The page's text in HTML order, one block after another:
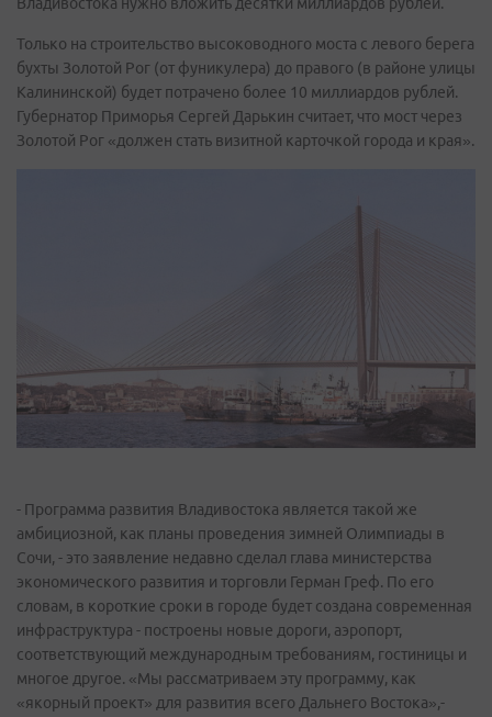
Только на строительство высоководного моста с левого берега
бухты Золотой Рог (от фуникулера) до правого (в районе улицы
Калининской) будет потрачено более 10 миллиардов рублей.
Губернатор Приморья Сергей Дарькин считает, что мост через
Золотой Рог «должен стать визитной карточкой города и края».
- Программа развития Владивостока является такой же
амбициозной, как планы проведения зимней Олимпиады в
Сочи, - это заявление недавно сделал глава министерства
экономического развития и торговли Герман Греф. По его
словам, в короткие сроки в городе будет создана современная
инфраструктура - построены новые дороги, аэропорт,
соответствующий международным требованиям, гостиницы и
многое другое. «Мы рассматриваем эту программу, как
«якорный проект» для развития всего Дальнего Востока»,-